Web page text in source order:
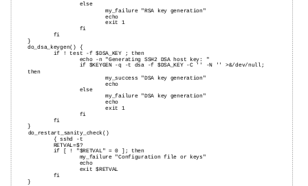
else
my_failure "RSA key generation"
echo
exit 1
fi
fi
}
do_dsa_keygen() {
if ! test -f $DSA_KEY ; then
echo -n "Generating SSH2 DSA host key: "
if $KEYGEN -q -t dsa -f $DSA_KEY -C '' -N '' >&/dev/null;
then
my_success "DSA key generation"
echo
else
my_failure "DSA key generation"
echo
exit 1
fi
fi
}
do_restart_sanity_check()
{ sshd -t
RETVAL=$?
if [ ! "$RETVAL" = 0 ]; then
my_failure "Configuration file or keys"
echo
exit $RETVAL
fi
}